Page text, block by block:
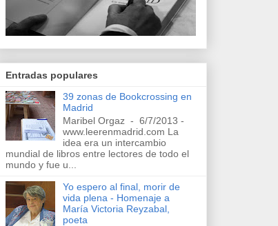
Entradas populares
39 zonas de Bookcrossing en
Madrid
Maribel Orgaz - 6/7/2013 -
www.leerenmadrid.com La
idea era un intercambio
mundial de libros entre lectores de todo el
mundo y fue u...
Yo espero al final, morir de
vida plena - Homenaje a
María Victoria Reyzabal,
poeta